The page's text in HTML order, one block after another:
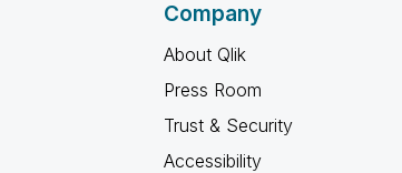
Company
About Qlik
Press Room
Trust & Security
Accessibility